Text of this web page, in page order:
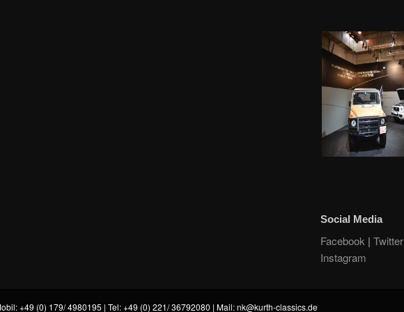
Social Media
Facebook | Twitter
Instagram
+49 (0) 179/ 4980195 | Tel: +49 (0) 221/ 36792080 | Mail:nk@kurth-classics.de